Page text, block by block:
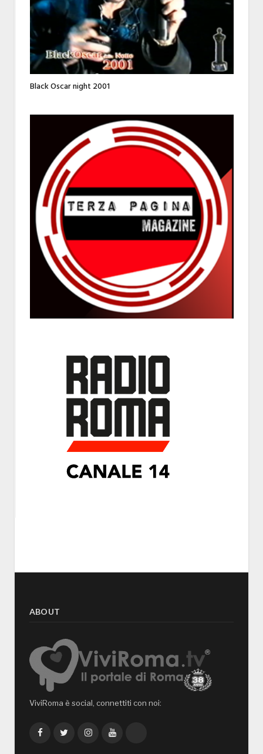
Black Oscar night 2001
ABOUT
ViviRoma è social, connettiti con noi:
FacebookTwitterInstagramYouTube